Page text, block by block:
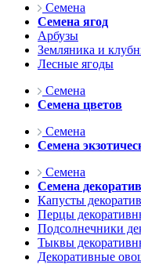
Семена
Семена ягод
Арбузы
Земляника и
Лесные ягоды
Семена
Семена цветов
Семена
Семена
Семена
Семена
Капусты
Перцы
Подсолнечники
Тыквы
Декоративные